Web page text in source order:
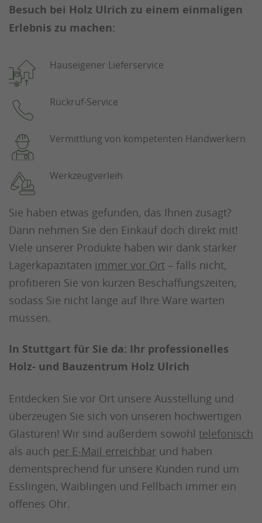
Besuch bei Holz Ulrich zu einem einmaligen
Erlebnis zu machen:
Hauseigener Lieferservice
Rückruf-Service
Vermittlung von kompetenten Handwerkern
Werkzeugverleih
Sie haben etwas gefunden, das Ihnen zusagt?
Dann nehmen Sie den Einkauf doch direkt mit!
Viele unserer Produkte haben wir dank starker
Lagerkapazitäten immer vor Ort – falls nicht,
profitieren Sie von kurzen Beschaffungszeiten,
sodass Sie nicht lange auf Ihre Ware warten
müssen.
In Stuttgart für Sie da: Ihr professionelles
Holz- und Bauzentrum Holz Ulrich
Entdecken Sie vor Ort unsere Ausstellung und
überzeugen Sie sich von unseren hochwertigen
Glastüren! Wir sind außerdem sowohl telefonisch
als auch per E-Mail erreichbar und haben
dementsprechend für unsere Kunden rund um
Esslingen, Waiblingen und Fellbach immer ein
offenes Ohr.